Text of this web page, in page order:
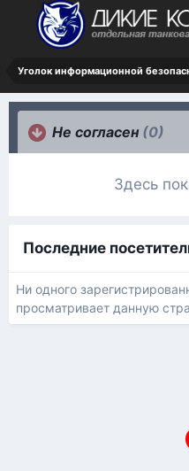
Уголок информационной
Не согласен (0)
Здесь
Последние
Ни одного
просматривает данную